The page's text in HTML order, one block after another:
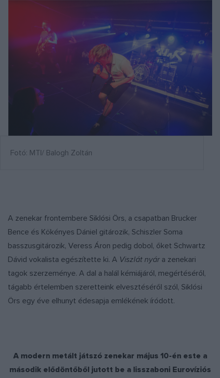
Fotó: MTI/ Balogh Zoltán
A zenekar frontembere Siklósi Örs, a csapatban Brucker
Bence és Kökényes Dániel gitározik, Schiszler Soma
basszusgitározik, Veress Áron pedig dobol, őket Schwartz
Dávid vokalista egészítette ki. A Viszlát nyára zenekari
tagok szerzeménye. A dal a halál kémiájáról, megértéséről,
tágabb értelemben szeretteink elvesztéséről szól, Siklósi
Örs egy éve elhunyt édesapja emlékének íródott.
A modern metált játszó zenekar május 10-én este a
második elődöntőből jutott be a lisszaboni Eurovíziós